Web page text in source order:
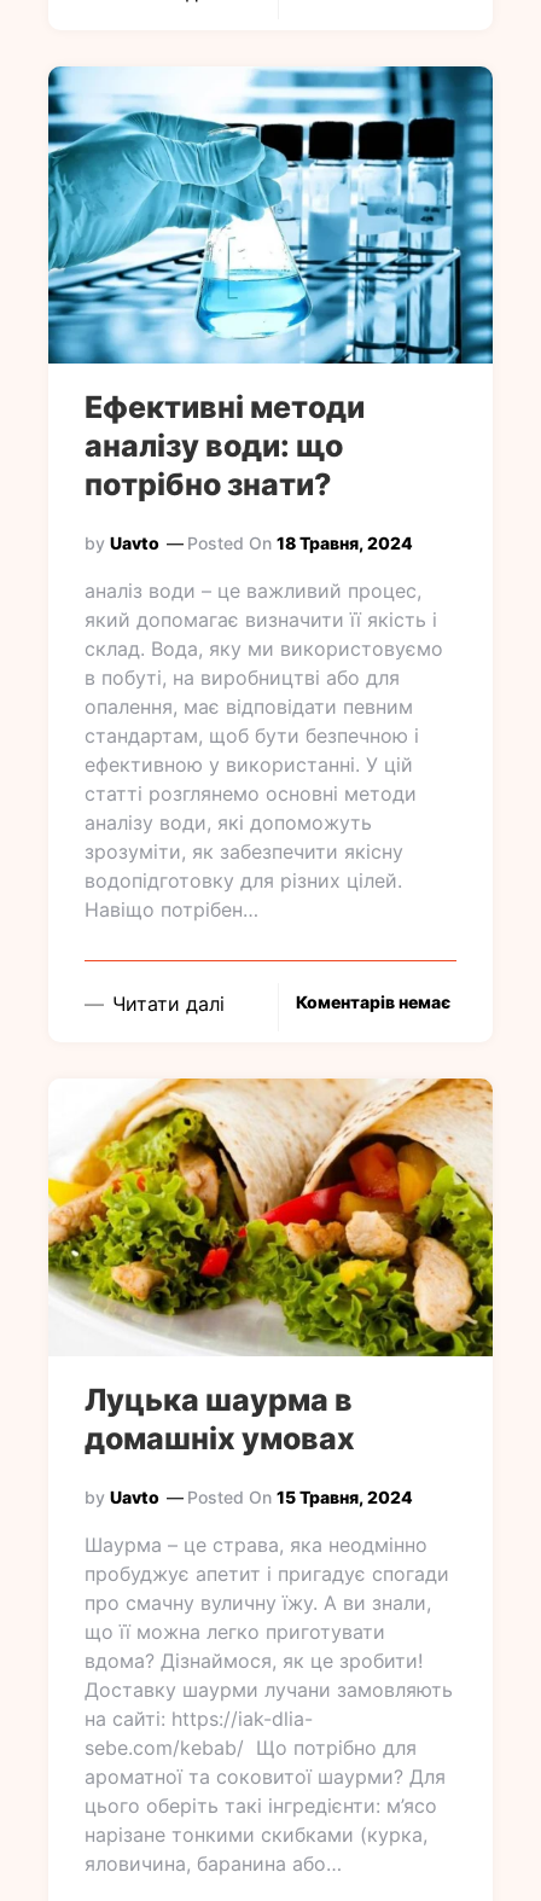
Ефективні методи
аналізу води: що
потрібно знати?
by Uavto Posted On 18 Травня, 2024
аналіз води – це важливий процес,
який допомагає визначити її якість і
склад. Вода, яку ми використовуємо
в побуті, на виробництві або для
опалення, має відповідати певним
стандартам, щоб бути безпечною і
ефективною у використанні. У цій
статті розглянемо основні методи
аналізу води, які допоможуть
зрозуміти, як забезпечити якісну
водопідготовку для різних цілей.
Навіщо потрібен…
Читати далі Коментарів немає
Луцька шаурма в
домашніх умовах
by Uavto Posted On 15 Травня, 2024
Шаурма – це страва, яка неодмінно
пробуджує апетит і пригадує спогади
про смачну вуличну їжу. А ви знали,
що її можна легко приготувати
вдома? Дізнаймося, як це зробити!
Доставку шаурми лучани замовляють
на сайті: https://iak-dlia-
sebe.com/kebab/ Що потрібно для
ароматної та соковитої шаурми? Для
цього оберіть такі інгредієнти: м’ясо
нарізане тонкими скибками (курка,
яловичина, баранина або…